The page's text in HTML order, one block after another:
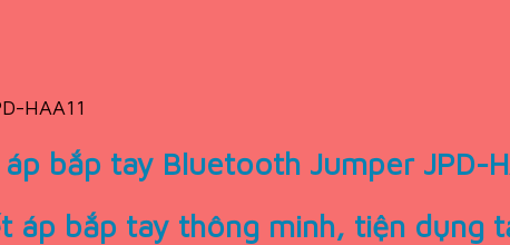
HAA11
bắp tay Bluetooth Jumper JPD-
áp bắp tay thông minh, tiện dụng